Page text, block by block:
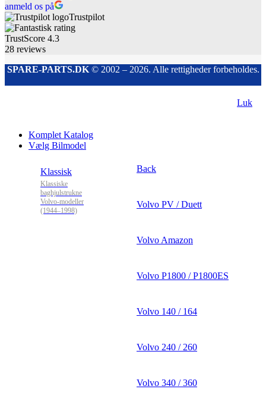
anmeld os på
Trustpilot
TrustScore 4.3
28 reviews
SPARE-PARTS.DK© 2002 – 2026. Alle rettigheder forbeholdes.
Luk
Komplet Katalog
Vælg Bilmodel
Klassisk
Klassiske
baghjulstrukne
Volvo-modeller
(1944–1998)
Back
Volvo PV / Duett
Volvo Amazon
Volvo P1800 / P1800ES
Volvo 140 / 164
Volvo 240 / 260
Volvo 340 / 360